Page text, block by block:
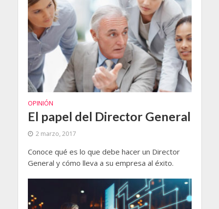
OPINIÓN
El papel del Director General
2 marzo, 2017
Conoce qué es lo que debe hacer un Director
General y cómo lleva a su empresa al éxito.